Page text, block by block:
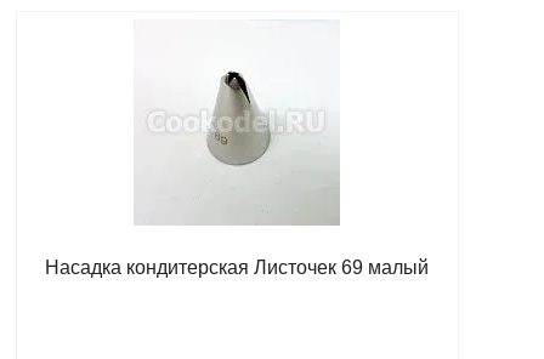
Насадка кондитерская Листочек 69 малый